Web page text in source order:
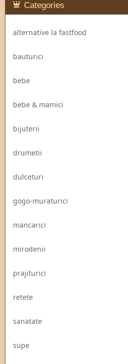
Categories
alternative la fastfood
bauturici
bebe
bebe & mamici
bijuterii
drumetii
dulceturi
gogo-muraturici
mancarici
mirodenii
prajiturici
retete
sanatate
supe